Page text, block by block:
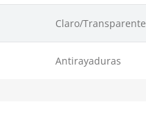
Claro/Transparente
Antirayaduras